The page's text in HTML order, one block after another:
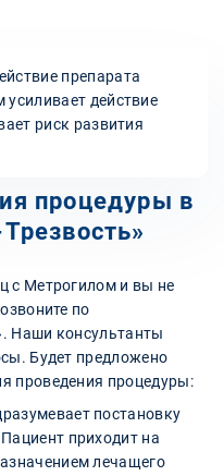
препарата
действие
риск развития
процедуры в
с Метрогилом и вы не
по
Наши консультанты
Будет предложено
проведения процедуры:
постановку
приходит на
лечащего